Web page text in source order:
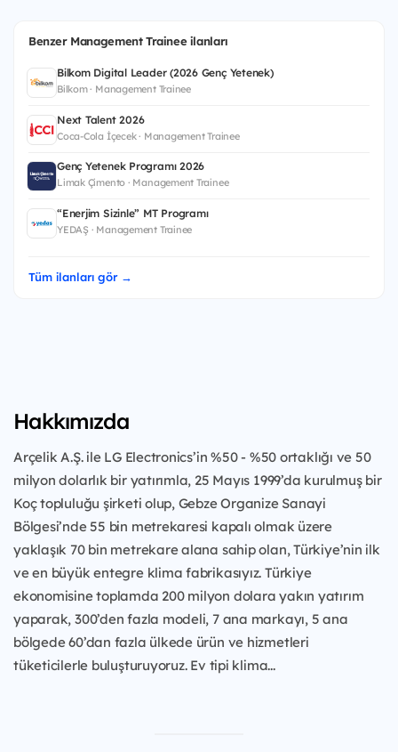
Benzer Management Trainee ilanları
Bilkom Digital Leader (2026 Genç Yetenek)
Bilkom · Management Trainee
Next Talent 2026
Coca-Cola İçecek · Management Trainee
Genç Yetenek Programı 2026
Limak Çimento · Management Trainee
“Enerjim Sizinle” MT Programı
YEDAŞ · Management Trainee
Tüm ilanları gör →
Hakkımızda
Arçelik A.Ş. ile LG Electronics’in %50 - %50 ortaklığı ve 50
milyon dolarlık bir yatırımla, 25 Mayıs 1999’da kurulmuş bir
Koç topluluğu şirketi olup, Gebze Organize Sanayi
Bölgesi’nde 55 bin metrekaresi kapalı olmak üzere
yaklaşık 70 bin metrekare alana sahip olan, Türkiye’nin ilk
ve en büyük entegre klima fabrikasıyız. Türkiye
ekonomisine toplamda 200 milyon dolara yakın yatırım
yaparak, 300’den fazla modeli, 7 ana markayı, 5 ana
bölgede 60’dan fazla ülkede ürün ve hizmetleri
tüketicilerle buluşturuyoruz. Ev tipi klima...